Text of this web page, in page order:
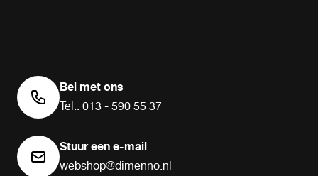
Bel met ons
Tel.: 013 - 590 55 37
Stuur een e-mail
webshop@dimenno.nl